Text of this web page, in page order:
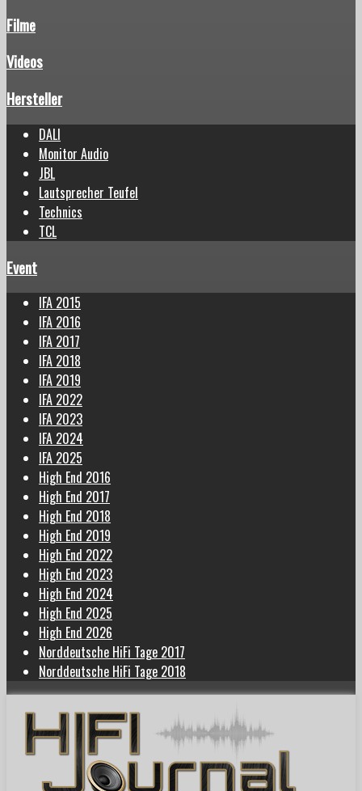
Filme
Videos
Hersteller
DALI
Monitor Audio
JBL
Lautsprecher Teufel
Technics
TCL
Event
IFA 2015
IFA 2016
IFA 2017
IFA 2018
IFA 2019
IFA 2022
IFA 2023
IFA 2024
IFA 2025
High End 2016
High End 2017
High End 2018
High End 2019
High End 2022
High End 2023
High End 2024
High End 2025
High End 2026
Norddeutsche HiFi Tage 2017
Norddeutsche HiFi Tage 2018